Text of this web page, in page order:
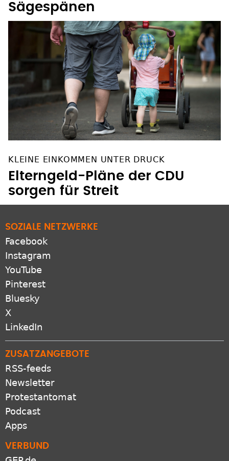
Sägespänen
KLEINE EINKOMMEN UNTER DRUCK
Elterngeld-Pläne der CDU
sorgen für Streit
SOZIALE NETZWERKE
Facebook
Instagram
YouTube
Pinterest
Bluesky
X
LinkedIn
ZUSATZANGEBOTE
RSS-feeds
Newsletter
Protestantomat
Podcast
Apps
VERBUND